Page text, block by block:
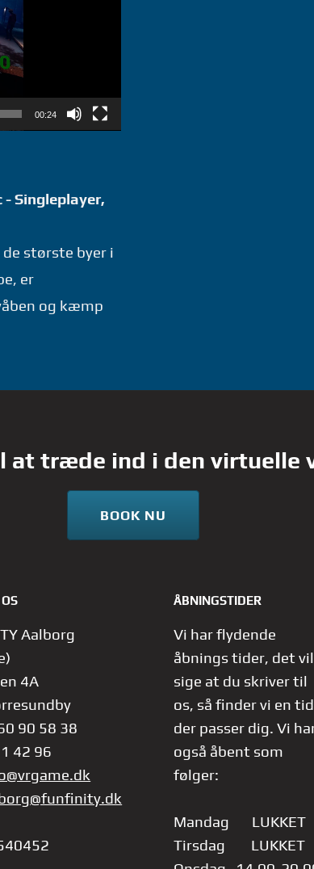
00:24
Singleplayer,
største byer i
er
og kæmp
at træde ind i den virtuelle
BOOK NU
Aalborg
4A
90 58 38
42 96
ÅBNINGSTIDER
Vi har flydende
åbnings tider, det vil
sige at du skriver til
os, så finder vi en tid
der passer dig. Vi
også åbent som
følger:
Mandag LUKKET
Tirsdag LUKKET